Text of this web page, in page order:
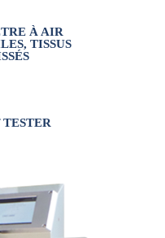
À AIR
TISSUS